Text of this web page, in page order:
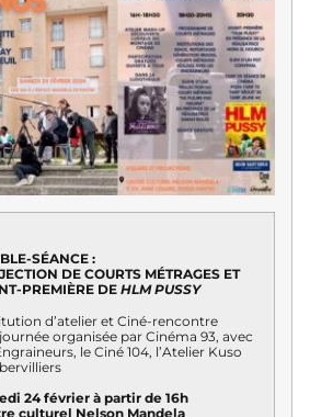
SÉANCE :
DE COURTS MÉTRAGES ET
PREMIÈRE DE HLM PUSSY
d’atelier et Ciné-rencontre
organisée par Cinéma 93, avec
le Ciné 104, l’Atelier Kuso
24 février à partir de 16h
culturel Nelson Mandela